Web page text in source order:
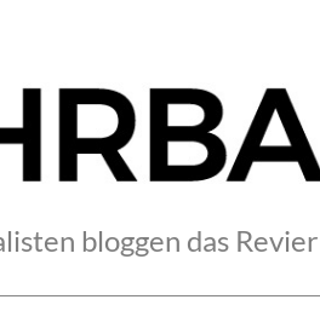
bloggen das Revier